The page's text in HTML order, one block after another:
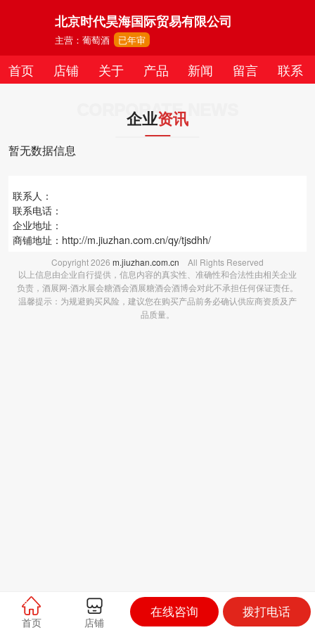
北京时代昊海国际贸易有限公司
主营：葡萄酒 已年审
首页 店铺 关于 产品 新闻 留言 联系
CORPORATE NEWS
企业资讯
暂无数据信息
联系人：
联系电话：
企业地址：
商铺地址： http://m.jiuzhan.com.cn/qy/tjsdhh/
Copyright2026 m.jiuzhan.com.cn All Rights Reserved
以上信息由企业自行提供，信息内容的真实性、准确性和合法性由相关企业
负责，酒展网-酒水展会糖酒会酒展糖酒会酒博会对此不承担任何保证责任。
温馨提示：为规避购买风险，建议您在购买产品前务必确认供应商资质及产
品质量。
首页 店铺
在线咨询 拨打电话